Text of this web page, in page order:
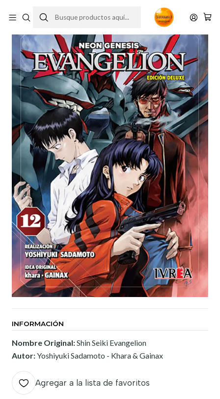
INFORMACIÓN
Nombre Original:Shin Seiki Evangelion
Autor:Yoshiyuki Sadamoto - Khara & Gainax
Agregar a la lista de favoritos